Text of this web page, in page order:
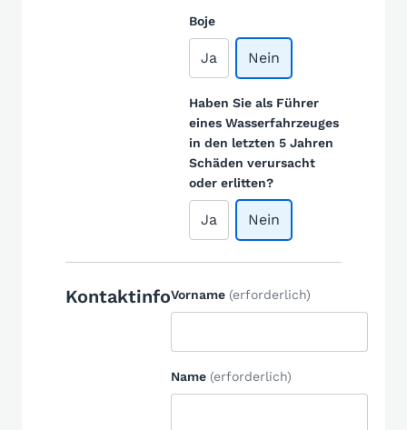
Boje
Ja Nein
Haben Sie als Führer
eines Wasserfahrzeuges
in den letzten 5 Jahren
Schäden verursacht
oder erlitten?
Ja Nein
KontaktinfoVorname (erforderlich)
Name (erforderlich)